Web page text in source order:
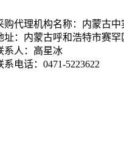
购代理机构名称：内蒙古
址：内蒙古呼和浩特市赛
系人：高星冰
系电话：0471-5223622